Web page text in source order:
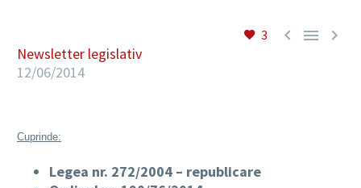
3   
Newsletter legislativ
12/06/2014
Cuprinde:
Legea nr. 272/2004 – republicare